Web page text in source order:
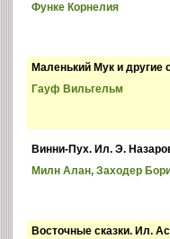
Функе Корнелия
Маленький Мук и другие
Гауф Вильгельм
Винни-Пух. Ил. Э.
Милн Алан, Заходер
Восточные сказки. Ил.